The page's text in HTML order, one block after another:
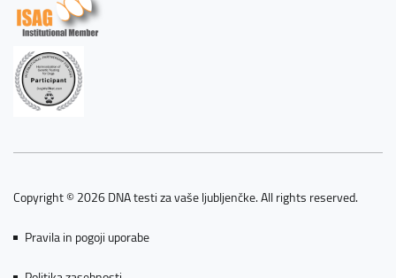
Copyright © 2026 DNA testi za vaše ljubljenčke. All rights reserved.
Pravila in pogoji uporabe